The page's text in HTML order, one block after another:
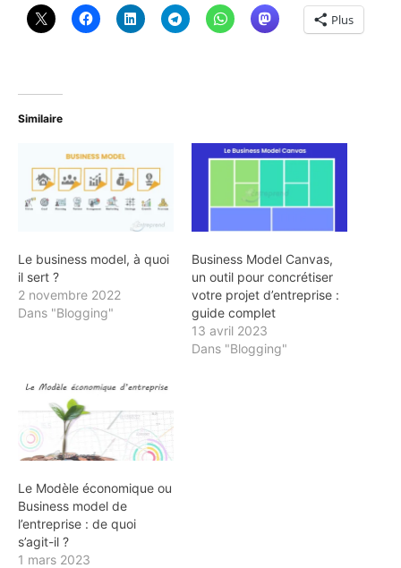
Plus
Similaire
Le business model, à quoi
il sert ?
2 novembre 2022
Dans "Blogging"
Business Model Canvas,
un outil pour concrétiser
votre projet d’entreprise :
guide complet
13 avril 2023
Dans "Blogging"
Le Modèle économique ou
Business model de
l’entreprise : de quoi
s’agit-il ?
1 mars 2023